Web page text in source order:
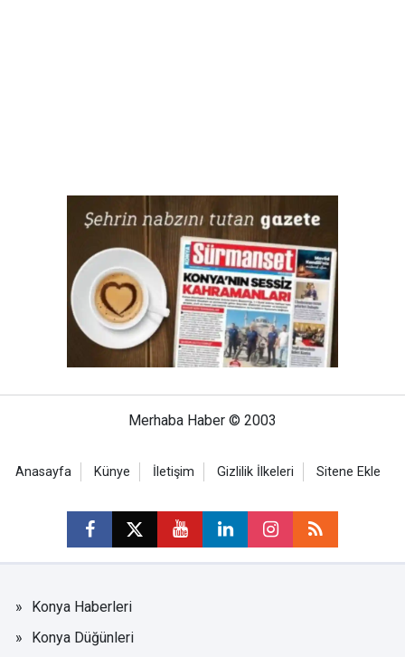
Merhaba Haber © 2003
Anasayfa Künye İletişim Gizlilik İlkeleri Sitene Ekle
Konya Haberleri
Konya Düğünleri